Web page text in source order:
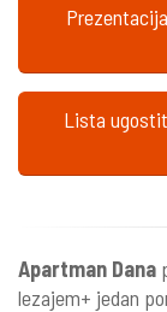
Lista
Apartman Dana
lezajem+ jedan